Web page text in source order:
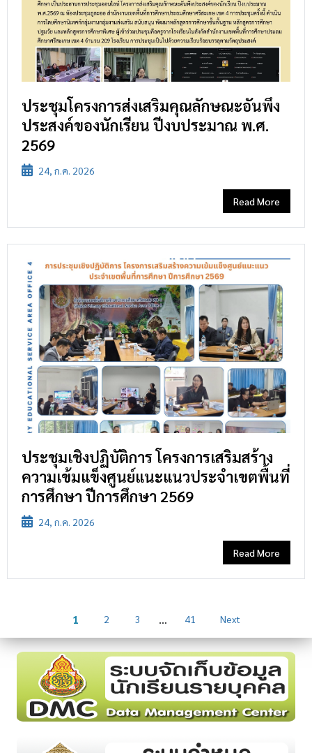
ประชุมโครงการส่งเสริมคุณลักษณะอันพึง
ประสงค์ของนักเรียน ปีงบประมาณ พ.ศ.
2569
24, ก.ค. 2026
Read More
ประชุมเชิงปฏิบัติการ โครงการเสริมสร้าง
ความเข้มแข็งศูนย์แนะแนวประจำเขตพื้นที่
การศึกษา ปีการศึกษา 2569
24, ก.ค. 2026
Read More
1 2 3 … 41 Next